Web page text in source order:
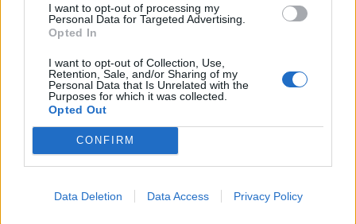
I want to opt-out of processing my
Personal Data for Targeted Advertising.
Opted In
I want to opt-out of Collection, Use,
Retention, Sale, and/or Sharing of my
Personal Data that Is Unrelated with the
Purposes for which it was collected.
Opted Out
CONFIRM
Data Deletion Data Access Privacy Policy
svar på alla frågor om kostnader och maxtak.
Bolånekalkylatorn tar bland annat hänsyn till olika
månadsavgifter.
Beräkna avbetalningstiden på ett lån
Ta reda på hur lång tid det tar att betala av ett lån